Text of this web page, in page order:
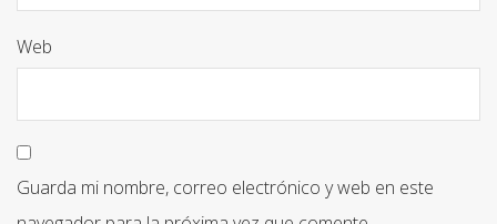
Web
Guarda mi nombre, correo electrónico y web en este